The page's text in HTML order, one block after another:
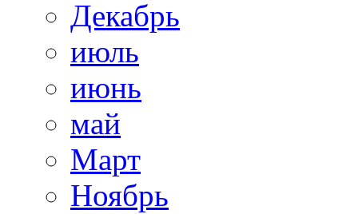
Декабрь
июль
июнь
май
Март
Ноябрь